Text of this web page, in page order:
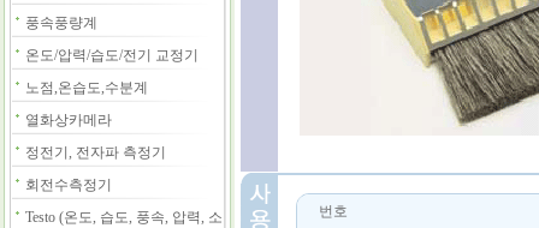
풍속풍량계
온도/압력/습도/전기 교정기
노점,온습도,수분계
열화상카메라
정전기, 전자파 측정기
회전수측정기
Testo (온도, 습도, 풍속, 압력, 소
번호